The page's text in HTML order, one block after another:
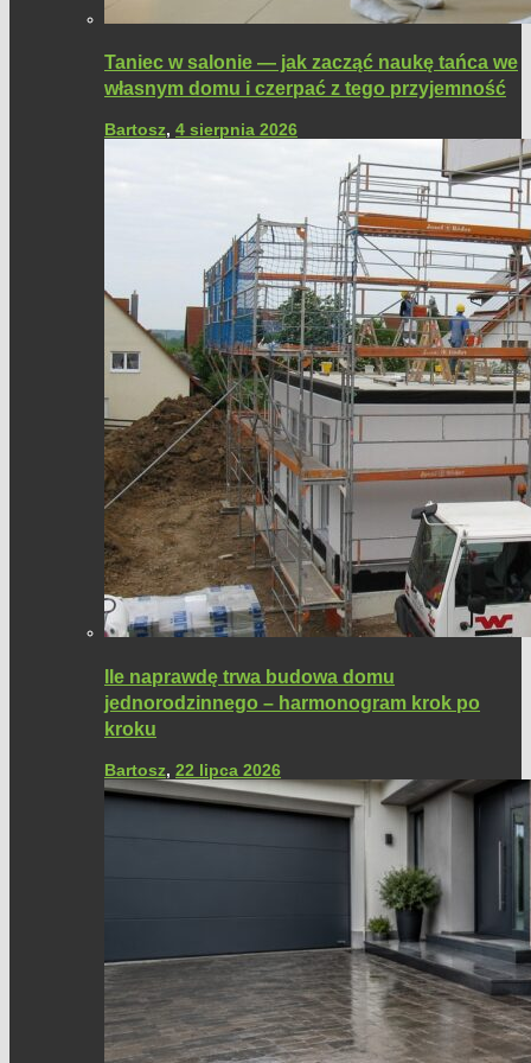
Taniec w salonie — jak zacząć naukę tańca we
własnym domu i czerpać z tego przyjemność
Bartosz, 4 sierpnia 2026
Ile naprawdę trwa budowa domu
jednorodzinnego – harmonogram krok po
kroku
Bartosz, 22 lipca 2026